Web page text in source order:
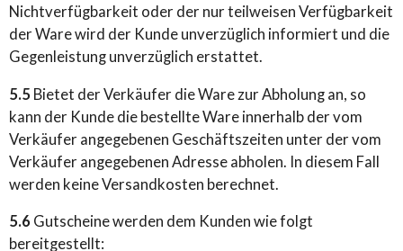
Nichtverfügbarkeit oder der nur teilweisen Verfügbarkeit
der Ware wird der Kunde unverzüglich informiert und die
Gegenleistung unverzüglich erstattet.
5.5 Bietet der Verkäufer die Ware zur Abholung an, so
kann der Kunde die bestellte Ware innerhalb der vom
Verkäufer angegebenen Geschäftszeiten unter der vom
Verkäufer angegebenen Adresse abholen. In diesem Fall
werden keine Versandkosten berechnet.
5.6 Gutscheine werden dem Kunden wie folgt
bereitgestellt: